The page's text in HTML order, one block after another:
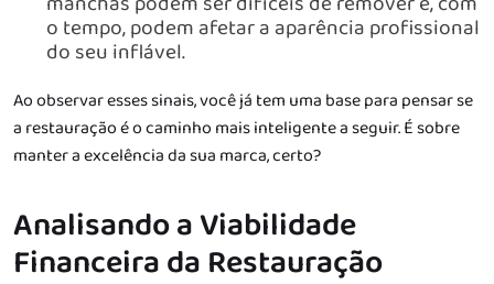
o tempo, podem afetar a aparência profissional
do seu inflável.
Ao observar esses sinais, você já tem uma base para pensar se
a restauração é o caminho mais inteligente a seguir. É sobre
manter a excelência da sua marca, certo?
Analisando a Viabilidade
Financeira da Restauração